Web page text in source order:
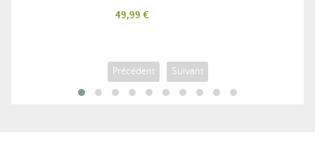
Prix
49,99 €
Précédent Suivant